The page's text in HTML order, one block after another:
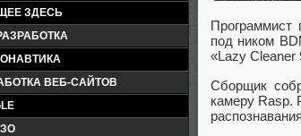
ЗДЕСЬ
ВЕБ-САЙТОВ
Программист
под ником
«Lazy Cleaner
Сборщик
камеру Rasp.